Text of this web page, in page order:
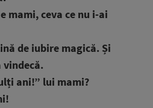
mami, ceva ce nu i-ai
de iubire magică. Și
vindecă.
ani!” lui mami?